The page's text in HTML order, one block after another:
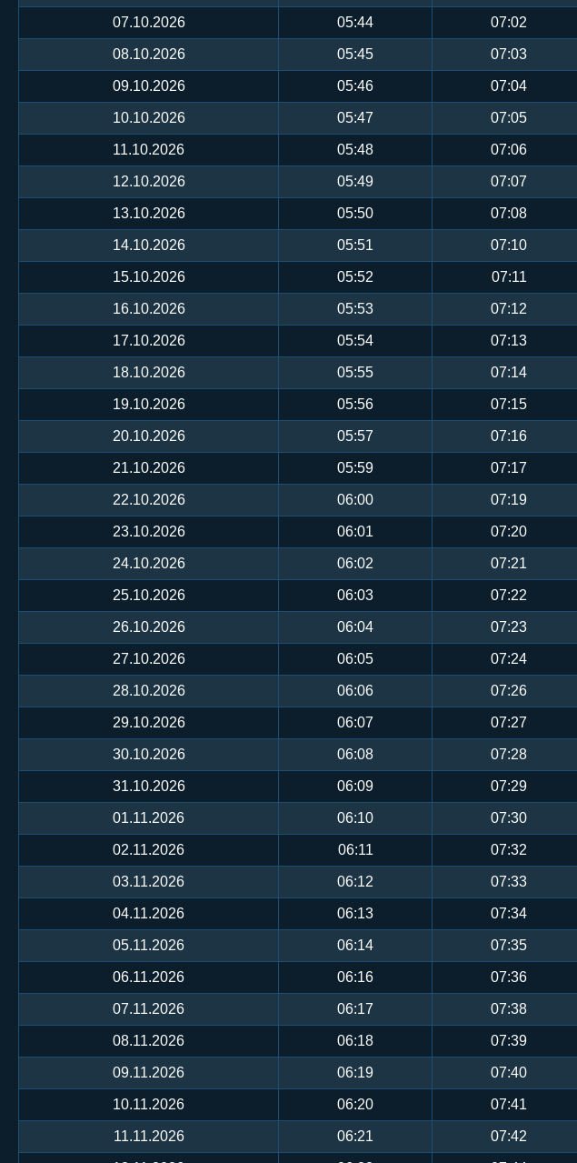
07.10.2026 05:44 07:02
08.10.2026 05:45 07:03
09.10.2026 05:46 07:04
10.10.2026 05:47 07:05
11.10.2026 05:48 07:06
12.10.2026 05:49 07:07
13.10.2026 05:50 07:08
14.10.2026 05:51 07:10
15.10.2026 05:52 07:11
16.10.2026 05:53 07:12
17.10.2026 05:54 07:13
18.10.2026 05:55 07:14
19.10.2026 05:56 07:15
20.10.2026 05:57 07:16
21.10.2026 05:59 07:17
22.10.2026 06:00 07:19
23.10.2026 06:01 07:20
24.10.2026 06:02 07:21
25.10.2026 06:03 07:22
26.10.2026 06:04 07:23
27.10.2026 06:05 07:24
28.10.2026 06:06 07:26
29.10.2026 06:07 07:27
30.10.2026 06:08 07:28
31.10.2026 06:09 07:29
01.11.2026 06:10 07:30
02.11.2026 06:11 07:32
03.11.2026 06:12 07:33
04.11.2026 06:13 07:34
05.11.2026 06:14 07:35
06.11.2026 06:16 07:36
07.11.2026 06:17 07:38
08.11.2026 06:18 07:39
09.11.2026 06:19 07:40
10.11.2026 06:20 07:41
11.11.2026 06:21 07:42